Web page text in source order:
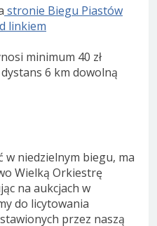
stronie Biegu Piastów
linkiem
minimum 40 zł
6 km dowolną
niedzielnym biegu, ma
Wielką Orkiestrę
na aukcjach w
do licytowania
przez naszą